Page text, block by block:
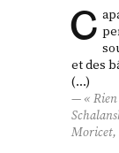
C
et des
(…)
«
Moricet,